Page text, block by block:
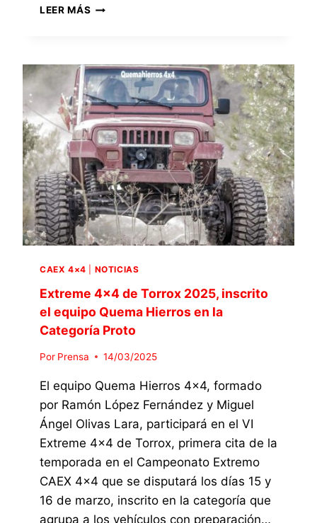
LEER MÁS E
E
M
E
4
×
4
D
E
T
O
R
R
O
2
0
5
,
U
I
P
O
Q
E
M
A
H
CAEX 4×4 NOTICIAS
Extreme 4×4 de Torrox 2025, inscrito
el equipo Quema Hierros en la
Categoría Proto
Por Prensa 14/03/2025
El equipo Quema Hierros 4×4, formado
por Ramón López Fernández y Miguel
Ángel Olivas Lara, participará en el VI
Extreme 4×4 de Torrox, primera cita de la
temporada en el Campeonato Extremo
CAEX 4×4 que se disputará los días 15 y
16 de marzo, inscrito en la categoría que
agrupa a los vehículos con preparación…